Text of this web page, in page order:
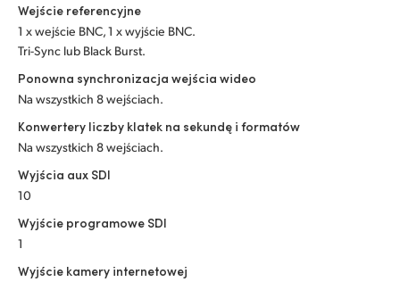
Wejście referencyjne
1 x wejście BNC, 1 x wyjście BNC.
Tri-Sync lub Black Burst.
Ponowna synchronizacja wejścia wideo
Na wszystkich 8 wejściach.
Konwertery liczby klatek na sekundę i formatów
Na wszystkich 8 wejściach.
Wyjścia aux SDI
10
Wyjście programowe SDI
1
Wyjście kamery internetowej